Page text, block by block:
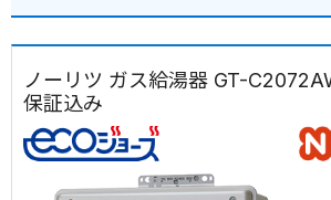
ノーリツ ガス給湯器 GT-
保証込み